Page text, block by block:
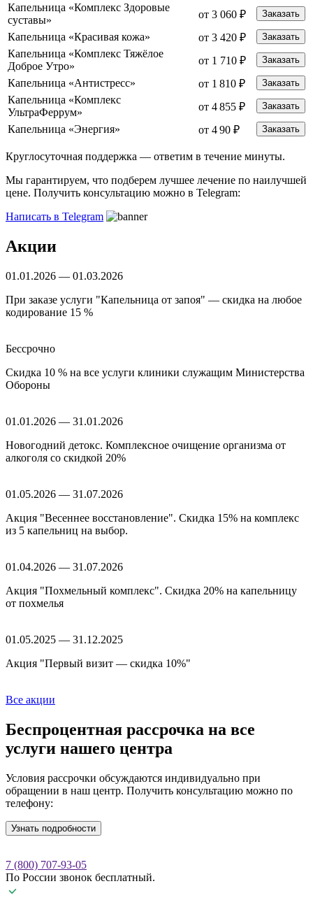
Капельница «Комплекс Здоровые
суставы»
от 3 060 ₽ Заказать
Капельница «Красивая кожа» от 3 420 ₽ Заказать
Капельница «Комплекс Тяжёлое
Доброе Утро»
от 1 710 ₽ Заказать
Капельница «Антистресс» от 1 810 ₽ Заказать
Капельница «Комплекс
УльтраФеррум»
от 4 855 ₽ Заказать
Капельница «Энергия» от 4 90 ₽ Заказать
Круглосуточная поддержка — ответим в течение минуты.
Мы гарантируем, что подберем лучшее лечение по наилучшей
цене. Получить консультацию можно в Telegram:
Написать в Telegram
Акции
01.01.2026 — 01.03.2026
При заказе услуги "Капельница от запоя" — скидка на любое
кодирование 15 %
Бессрочно
Скидка 10 % на все услуги клиники служащим Министерства
Обороны
01.01.2026 — 31.01.2026
Новогодний детокс. Комплексное очищение организма от
алкоголя со скидкой 20%
01.05.2026 — 31.07.2026
Акция "Весеннее восстановление". Скидка 15% на комплекс
из 5 капельниц на выбор.
01.04.2026 — 31.07.2026
Акция "Похмельный комплекс". Скидка 20% на капельницу
от похмелья
01.05.2025 — 31.12.2025
Акция "Первый визит — скидка 10%"
Все акции
Беспроцентная рассрочка на все
услуги нашего центра
Условия рассрочки обсуждаются индивидуально при
обращении в наш центр. Получить консультацию можно по
телефону:
Узнать подробности
7 (800) 707-93-05
По России звонок бесплатный.